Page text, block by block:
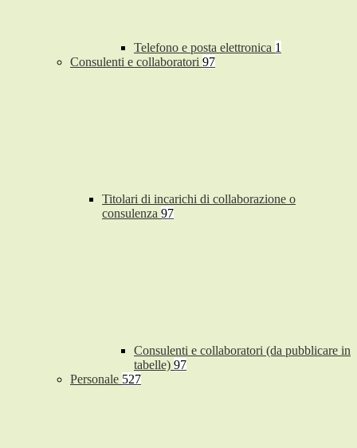
Telefono e posta elettronica 1
Consulenti e collaboratori 97
Titolari di incarichi di collaborazione o
consulenza 97
Consulenti e collaboratori (da pubblicare in
tabelle) 97
Personale 527